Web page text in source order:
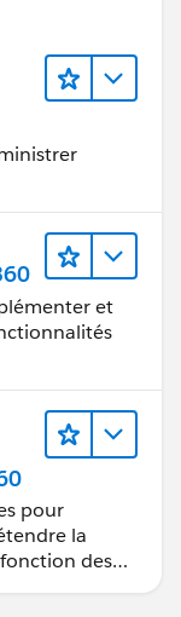
et
pour
la
des